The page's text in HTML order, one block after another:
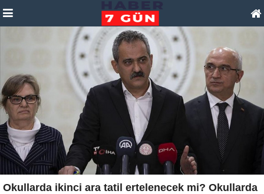
Okullarda ikinci ara tatil ertelenecek mi? Okullarda